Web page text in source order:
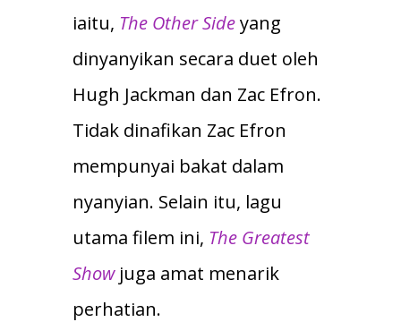
iaitu, The Other Sideyang
dinyanyikan secara duet oleh
Hugh Jackman dan Zac Efron.
Tidak dinafikan Zac Efron
mempunyai bakat dalam
nyanyian. Selain itu, lagu
utama filem ini, The Greatest
Showjuga amat menarik
perhatian.